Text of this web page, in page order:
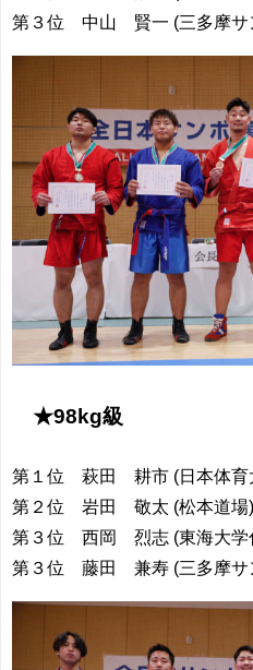
第３位 中山 賢一 (三多摩サ
★98kg級
第１位 萩田 耕市 (日本体育
第２位 岩田 敬太 (松本道場)
第３位 西岡 烈志 (東海大学
第３位 藤田 兼寿 (三多摩サ